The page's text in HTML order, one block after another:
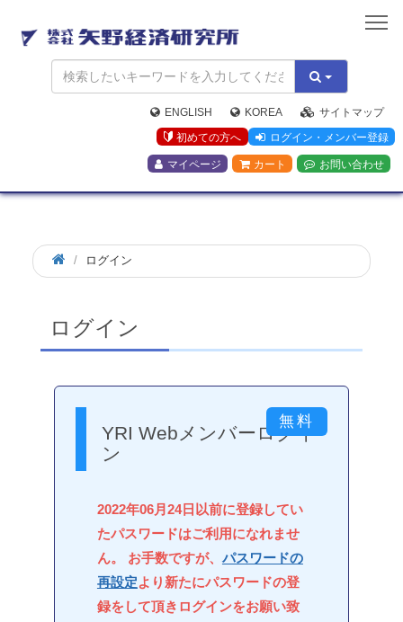
矢
野
経
済
研
究
所
ENGLISH KOREA
サイトマップ
初めての方へ
ログイン・メンバー登録
マイページ カート お問い合わせ
ログイン
ログイン
YRI Webメンバーログイ
ン
2022年06月24日以前に登録してい
たパスワードはご利用になれませ
ん。 お手数ですが、 パスワードの
再設定より新たにパスワードの登
録をして頂きログインをお願い致